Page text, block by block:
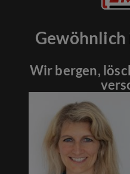
Gewöhnlich
Wir bergen,